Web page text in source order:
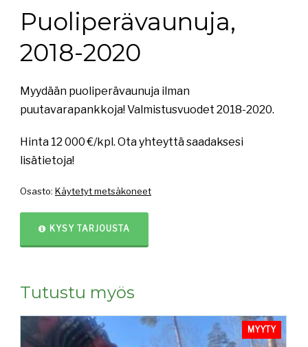
Puoliperävaunuja,
2018-2020
Myydään puoliperävaunuja ilman
puutavarapankkoja! Valmistusvuodet 2018-2020.
Hinta 12 000 €/kpl. Ota yhteyttä saadaksesi
lisätietoja!
Osasto: Käytetyt metsäkoneet
KYSY TARJOUSTA
Tutustu myös
MYYTY